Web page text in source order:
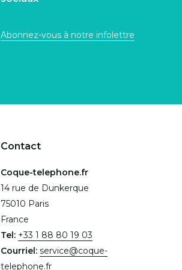
Abonnez-vous à notre infolettre
Contact
Coque-telephone.fr
14 rue de Dunkerque
75010 Paris
France
Tel: +33 1 88 80 19 03
Courriel: service@coque-
telephone.fr